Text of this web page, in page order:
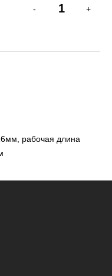
- +
рабочая длина